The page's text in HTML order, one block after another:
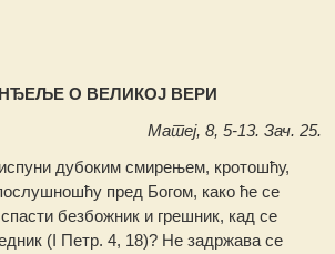
О ВЕЛИКОЈ ВЕРИ
Матеј, 8, 5-13. Зач. 25.
дубоким смирењем, кротошћу,
пред Богом, како ће се
безбожник и грешник, кад се
(I Петр. 4, 18)? Не задржава се